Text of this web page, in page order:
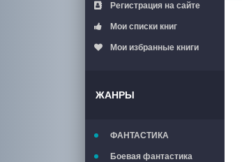
Регистрация на сайте
Мои списки книг
Мои избранные книги
ЖАНРЫ
ФАНТАСТИКА
Боевая фантастика